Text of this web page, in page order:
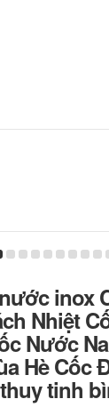
inox
Nhiệt
Nước
Hè Cốc
tinh